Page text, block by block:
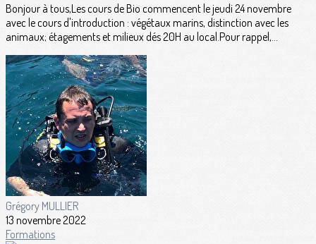
Bonjour à tous,Les cours de Bio commencent le jeudi 24 novembre
avec le cours d'introduction : végétaux marins, distinction avec les
animaux; étagements et milieux dés 20H au local.Pour rappel,...
Grégory MULLIER
13 novembre 2022
Formations